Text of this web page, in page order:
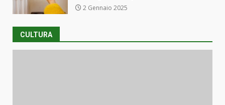
2 Gennaio 2025
CULTURA